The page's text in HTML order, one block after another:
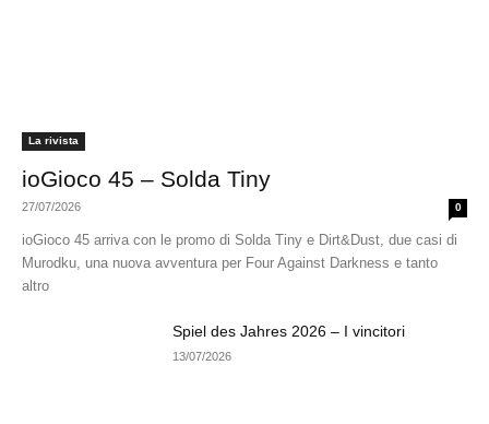
La rivista
ioGioco 45 – Solda Tiny
27/07/2026 0
ioGioco 45 arriva con le promo di Solda Tiny e Dirt&Dust, due casi di
Murodku, una nuova avventura per Four Against Darkness e tanto
altro
Spiel des Jahres 2026 – I vincitori
13/07/2026